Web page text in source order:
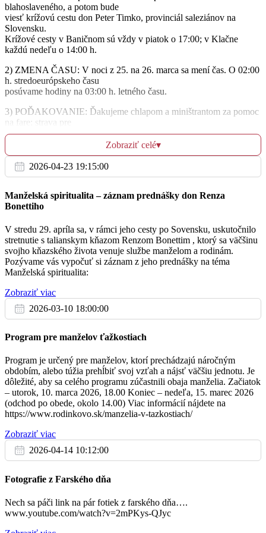
08:00
Jezuiti
18:00
Jezuiti
06:00
Farský kostol
Farský kostol
16:00
+ Jozef a Amália
Farský kostol
17:30
Klačno
07:00
Františkánky
Jezuiti
18:00
blahoslaveného, a potom bude
viesť krížovú cestu don Peter Timko, provinciál saleziánov na
Slovensku.
Krížové cesty v Baničnom sú vždy v piatok o 17:00; v Klačne
každú nedeľu o 14:00 h.
2) ZMENA ČASU: V noci z 25. na 26. marca sa mení čas. O 02:00
h. stredoeurópskeho času
posúvame hodiny na 03:00 h. letného času.
3) POĎAKOVANIE: Ďakujeme chlapom a miništrantom za pomoc
na fare; strava pre
robotníkov; krížové cesty; Duchovný most; seminár pre ženy.
4) PRÁCE NA FARE: pokládka dlažby v pastoračnej miestnosti;
omietky v bytoch a kúpeľniach;
vypratávanie kuchyne a jedálne.
5) KC NA KALVÁRII: Pozývame Vás na Kalváriu 21.3. (utorok)
o 19:00 na modlitbu krížovej
6) STRETNUTIE SPOLOČENTIEV CHARIS: Spoločenstvá
KCHO Charis Spišskej diecézy vás
pozývajú na stretnutie spoločenstiev a všetkých, ktorí túžia po
bližšom vzťahu s Bohom
dňa 25.03.2023 v kostole u Jezuitov. Viac informácií na výveske.
7) GR.KAT. LITURGIA: Gréckokatolícka liturgia sa bude sláviť
dňa 25.03. (sobota) o 11:00 h.
v kaplnke UPC (Pedagogická fakulta), nie v kostole u Jezuitov.
8) ZÁPIS DO „LUJZY“: MŠ sv. Lujzy oznamuje, že do 2. mája
do MŠ, najmä tie, ktoré majú záujem pokračovať v štúdiu na
Základnej škole sv. Vincenta
v Ružomberku.
9) BURZA KNÍH: Projekt burza kníh sa končí. Prosíme, aby ste už
nenosili nové knihy. Chceme
Budú použité na
rekonštrukciu pastoračnej miestnosti. Úprimné Pán Boh zaplať!
bohuznáma 100 € a 50 €;
kresťanom a vojnovým
utečencom;
Zobraziť celé▾
2026-04-23 19:15:00
Manželská spiritualita – záznam prednášky don Renza
Bonettiho
V stredu 29. apríla sa, v rámci jeho cesty po Sovensku, uskutočnilo
stretnutie s talianskym kňazom Renzom Bonettim , ktorý sa väčšinu
svojho kňazského života venuje službe manželom a rodinám.
Pozývame vás vypočuť si záznam z jeho prednášky na téma
Manželská spiritualita:
Zobraziť viac
2026-03-10 18:00:00
Program pre manželov ťažkostiach
Program je určený pre manželov, ktorí prechádzajú náročným
obdobím, alebo túžia prehĺbiť svoj vzťah a nájsť väčšiu jednotu. Je
dôležité, aby sa celého programu zúčastnili obaja manželia. Začiatok
– utorok, 10. marca 2026, 18.00 Koniec – nedeľa, 15. marec 2026
(odchod po obede, okolo 14.00) Viac informácií nájdete na
https://www.rodinkovo.sk/manzelia-v-tazkostiach/
Zobraziť viac
2026-04-14 10:12:00
Fotografie z Farského dňa
Nech sa páči link na pár fotiek z farského dňa….
www.youtube.com/watch?v=2mPKys-QJyc